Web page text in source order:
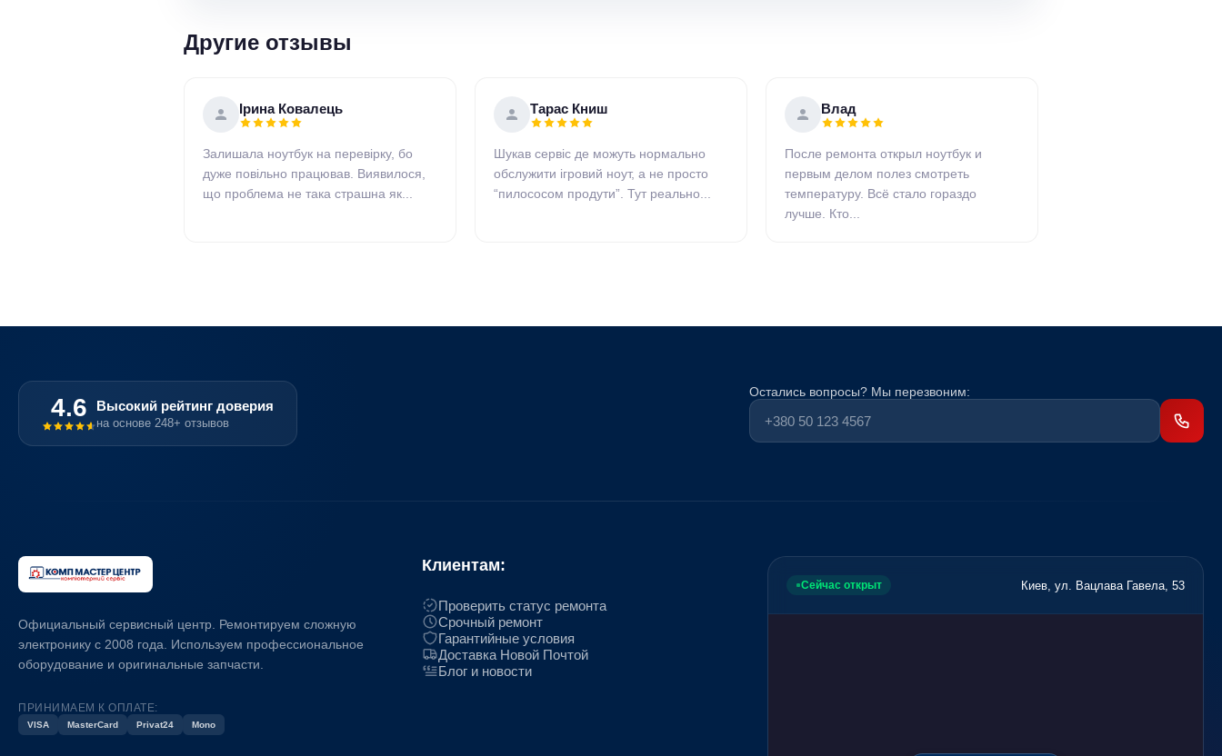
Другие отзывы
Ірина Ковалець
Залишала ноутбук на перевірку, бо
дуже повільно працював. Виявилося,
що проблема не така страшна як...
Тарас Книш
Шукав сервіс де можуть нормально
обслужити ігровий ноут, а не просто
“пилососом продути”. Тут реально...
Влад
После ремонта открыл ноутбук и
первым делом полез смотреть
температуру. Всё стало гораздо
лучше. Кто...
4.6 Высокий рейтинг доверия
на основе 248+ отзывов
Остались вопросы? Мы перезвоним:
Официальный сервисный центр. Ремонтируем сложную
электронику с 2008 года. Используем профессиональное
оборудование и оригинальные запчасти.
ПРИНИМАЕМ К ОПЛАТЕ:
VISA MasterCard Privat24 Mono
Клиентам:
Проверить статус ремонта
Срочный ремонт
Гарантийные условия
Доставка Новой Почтой
Блог и новости
Сейчас открыт Киев, ул. Вацлава Гавела, 53